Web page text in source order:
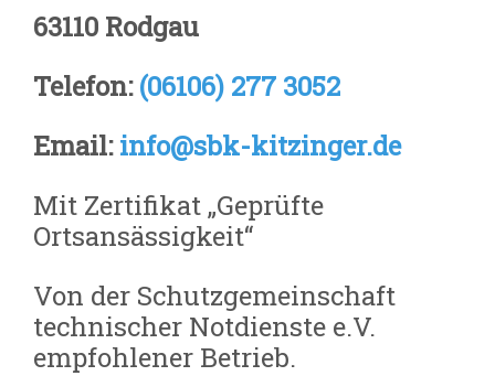
63110 Rodgau
Telefon: (06106) 277 3052
Email:info@sbk-kitzinger.de
Mit Zertifikat „Geprüfte
Ortsansässigkeit“
Von der Schutzgemeinschaft
technischer Notdienste e.V.
empfohlener Betrieb.